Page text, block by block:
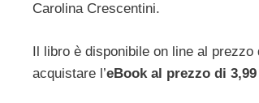
Carolina Crescentini.
Il libro è disponibile on line al prezzo
acquistare l’eBook al prezzo di